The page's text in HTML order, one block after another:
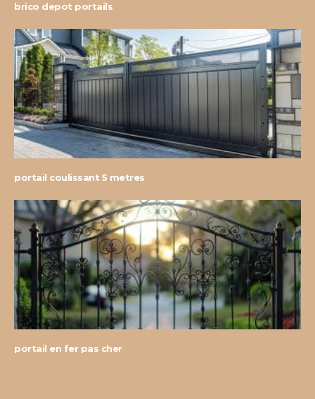
brico depot portails
portail coulissant 5 metres
portail en fer pas cher